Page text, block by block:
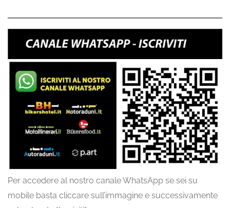
Per accedere al nostro canale WhatsApp se sei su
mobile basta cliccare sull’immagine e successivamente